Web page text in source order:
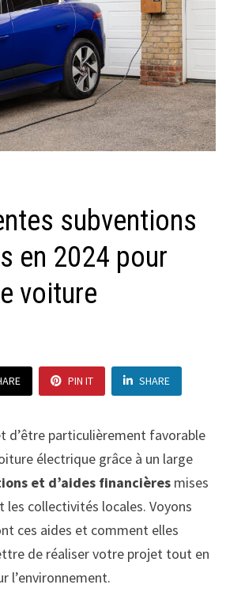
subventions
en 2024 pour
voiture
PIN IT SHARE
d’être particulièrement favorable
électrique grâce à un large
et d’aides financièresmises
les collectivités locales. Voyons
ces aides et comment elles
de réaliser votre projet tout en
l’environnement.